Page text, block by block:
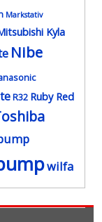
Markstativ
Kyla
Nibe
R32 Ruby Red
wilfa